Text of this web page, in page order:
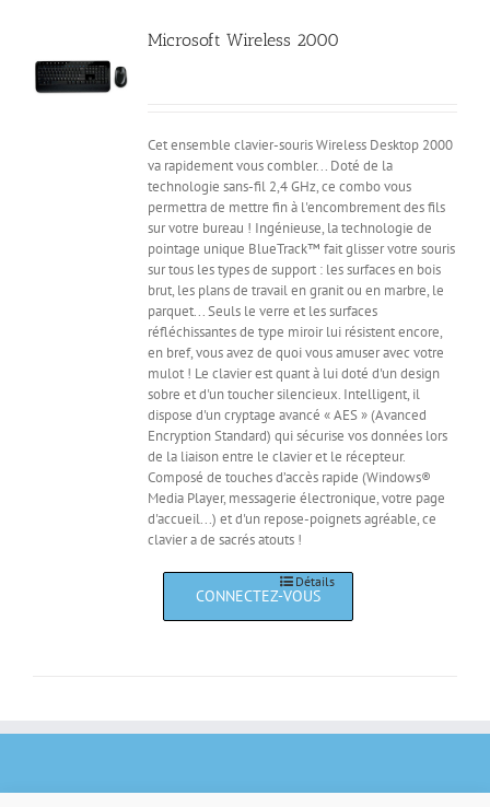
Microsoft Wireless 2000
Cet ensemble clavier-souris Wireless Desktop 2000
va rapidement vous combler... Doté de la
technologie sans-fil 2,4 GHz, ce combo vous
permettra de mettre fin à l'encombrement des fils
sur votre bureau ! Ingénieuse, la technologie de
pointage unique BlueTrack™ fait glisser votre souris
sur tous les types de support : les surfaces en bois
brut, les plans de travail en granit ou en marbre, le
parquet... Seuls le verre et les surfaces
réfléchissantes de type miroir lui résistent encore,
en bref, vous avez de quoi vous amuser avec votre
mulot ! Le clavier est quant à lui doté d'un design
sobre et d'un toucher silencieux. Intelligent, il
dispose d'un cryptage avancé « AES » (Avanced
Encryption Standard) qui sécurise vos données lors
de la liaison entre le clavier et le récepteur.
Composé de touches d’accès rapide (Windows®
Media Player, messagerie électronique, votre page
d'accueil...) et d'un repose-poignets agréable, ce
clavier a de sacrés atouts !
Détails